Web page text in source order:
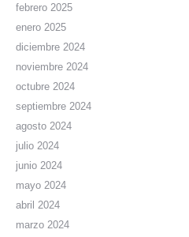
febrero 2025
enero 2025
diciembre 2024
noviembre 2024
octubre 2024
septiembre 2024
agosto 2024
julio 2024
junio 2024
mayo 2024
abril 2024
marzo 2024